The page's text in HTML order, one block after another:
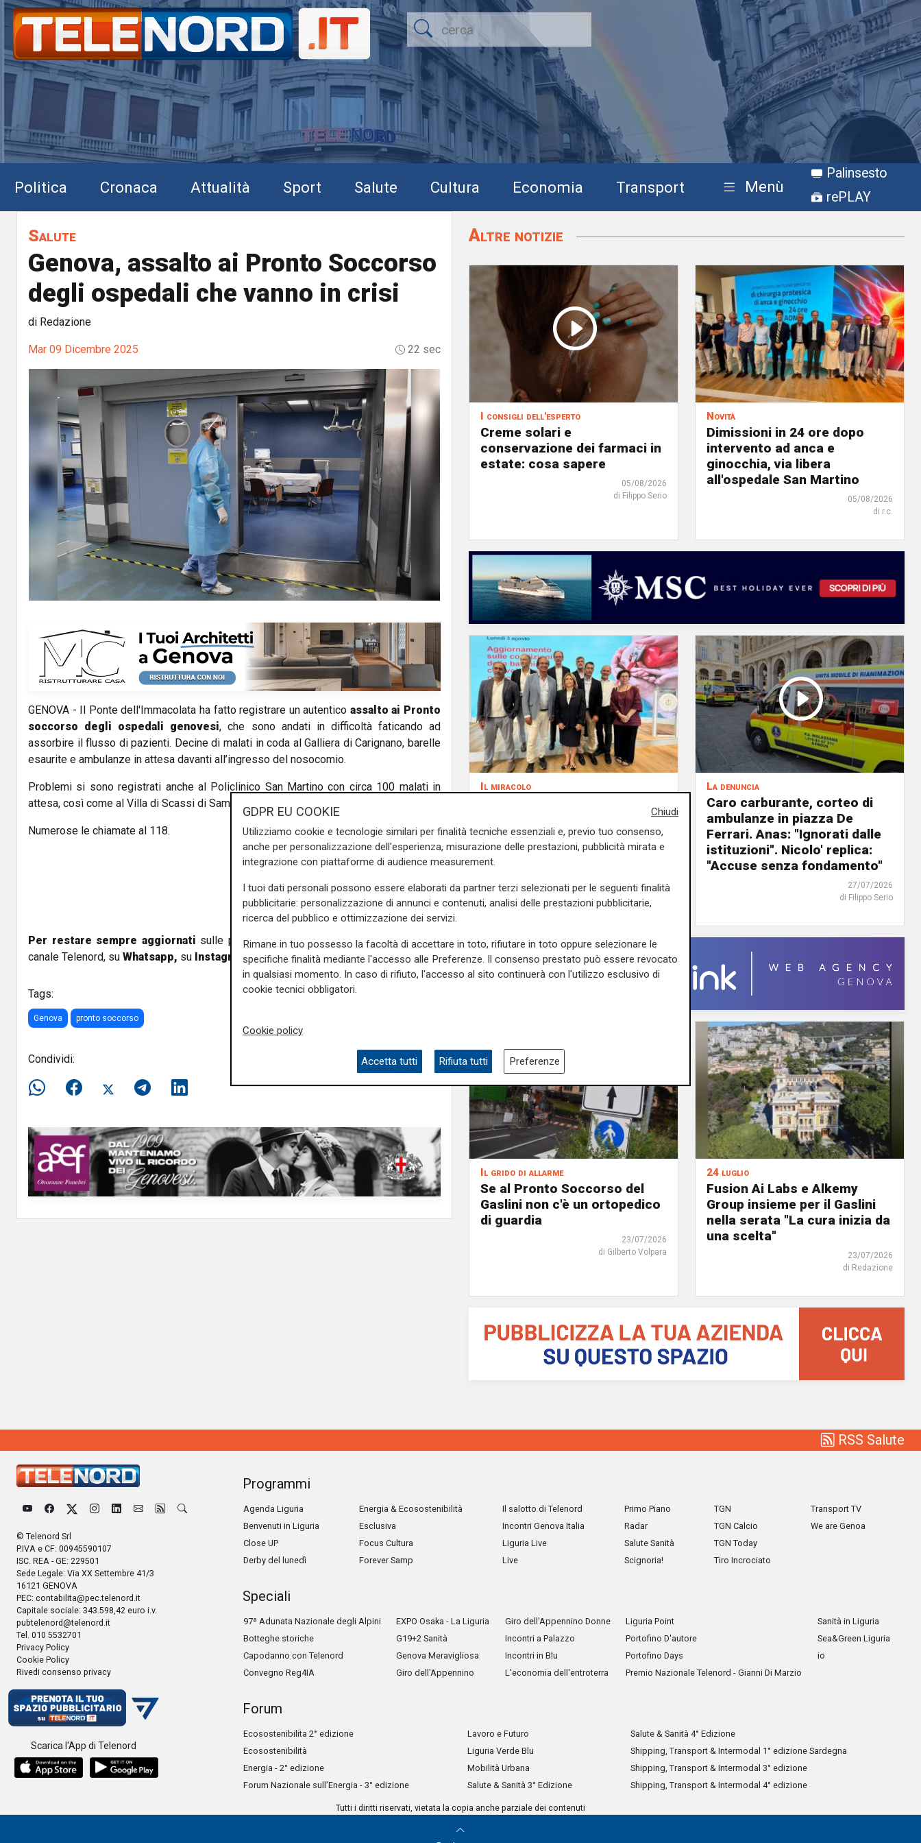
Politica Cronaca Attualità Sport Salute Cultura Economia Transport Menù
Palinsesto
rePLAY
Salute
Genova, assalto ai Pronto Soccorso
degli ospedali che vanno in crisi
di Redazione
Mar 09 Dicembre 2025 22 sec
GENOVA - Il Ponte dell'Immacolata ha fatto registrare un autentico assalto ai Pronto
soccorso degli ospedali genovesi, che sono andati in difficoltà faticando ad
assorbire il flusso di pazienti. Decine di malati in coda al Galliera di Carignano, barelle
esaurite e ambulanze in attesa davanti all’ingresso del nosocomio.
Problemi si sono registrati anche al Policlinico San Martino con circa 100 malati in
attesa, così come al Villa di Scassi di Sampierdarena.
Numerose le chiamate al 118.
Per restare sempre aggiornati sulle principali notizie sulla Liguria seguiteci sul
canale Telenord, su Whatsapp, su Instagram,suYoutubee suFacebook.
Tags:
Genova pronto soccorso
Condividi:
Altre notizie
I consigli dell'esperto
Creme solari e
conservazione dei farmaci in
estate: cosa sapere
05/08/2026
di Filippo Serio
Novità
Dimissioni in 24 ore dopo
intervento ad anca e
ginocchia, via libera
all'ospedale San Martino
05/08/2026
di r.c.
Il miracolo
pericolo la bimba ricoverata
al Gaslini: "Nessun danno
neurologico né motorio"
di Filippo Serio
La denuncia
Caro carburante, corteo di
ambulanze in piazza De
Ferrari. Anas: "Ignorati dalle
istituzioni". Nicolo' replica:
"Accuse senza fondamento"
27/07/2026
di Filippo Serio
Il grido di allarme
Se al Pronto Soccorso del
Gaslini non c'è un ortopedico
di guardia
23/07/2026
di Gilberto Volpara
24 luglio
Fusion Ai Labs e Alkemy
Group insieme per il Gaslini
nella serata "La cura inizia da
una scelta"
23/07/2026
di Redazione
RSS Salute
© Telenord Srl
P.IVA e CF: 00945590107
ISC. REA - GE: 229501
Sede Legale: Via XX Settembre 41/3
16121 GENOVA
PEC: contabilita@pec.telenord.it
Capitale sociale: 343.598,42 euro i.v.
pubtelenord@telenord.it
Tel. 010 5532701
Privacy Policy
Cookie Policy
Rivedi consenso privacy
Scarica l'App di Telenord
Programmi
Agenda Liguria
Benvenuti in Liguria
Close UP
Derby del lunedì
Energia & Ecosostenibilità
Esclusiva
Focus Cultura
Forever Samp
Il salotto di Telenord
Incontri Genova Italia
Liguria Live
Live
Primo Piano
Radar
Salute Sanità
Scignoria!
TGN
TGN Calcio
TGN Today
Tiro Incrociato
Transport TV
We are Genoa
Speciali
97ª Adunata Nazionale degli Alpini
Botteghe storiche
Capodanno con Telenord
Convegno Reg4IA
EXPO Osaka - La Liguria
G19+2 Sanità
Genova Meravigliosa
Giro dell'Appennino
Giro dell'Appennino Donne
Incontri a Palazzo
Incontri in Blu
L'economia dell'entroterra
Liguria Point
Portofino D'autore
Portofino Days
Premio Nazionale Telenord - Gianni Di Marzio
Sanità in Liguria
Sea&Green Liguria
io
Forum
Ecosostenibilita 2° edizione
Ecosostenibilità
Energia - 2° edizione
Forum Nazionale sull’Energia - 3° edizione
Lavoro e Futuro
Liguria Verde Blu
Mobilità Urbana
Salute & Sanità 3° Edizione
Salute & Sanità 4° Edizione
Shipping, Transport & Intermodal 1° edizione Sardegna
Shipping, Transport & Intermodal 3° edizione
Shipping, Transport & Intermodal 4° edizione
Tutti i diritti riservati, vietata la copia anche parziale dei contenuti
Chiudi
GDPR EU COOKIE
Utilizziamo cookie e tecnologie similari per finalità tecniche essenziali e, previo tuo consenso,
anche per personalizzazione dell'esperienza, misurazione delle prestazioni, pubblicità mirata e
integrazione con piattaforme di audience measurement.
I tuoi dati personali possono essere elaborati da partner terzi selezionati per le seguenti finalità
pubblicitarie: personalizzazione di annunci e contenuti, analisi delle prestazioni pubblicitarie,
ricerca del pubblico e ottimizzazione dei servizi.
Rimane in tuo possesso la facoltà di accettare in toto, rifiutare in toto oppure selezionare le
specifiche finalità mediante l'accesso alle Preferenze. Il consenso prestato può essere revocato
in qualsiasi momento. In caso di rifiuto, l'accesso al sito continuerà con l'utilizzo esclusivo di
cookie tecnici obbligatori.
Cookie policy
Accetta tutti Rifiuta tutti Preferenze